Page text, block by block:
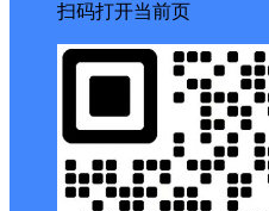
扫码打开当前页